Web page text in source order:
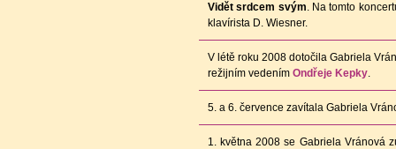
Vidět srdcem svým. Na tomto
klavírista D. Wiesner.
V létě roku 2008 dotočila Gabriela
režijním vedením Ondřeje Kepky.
5. a 6. července zavítala Gabriela
1. května 2008 se Gabriela Vránová